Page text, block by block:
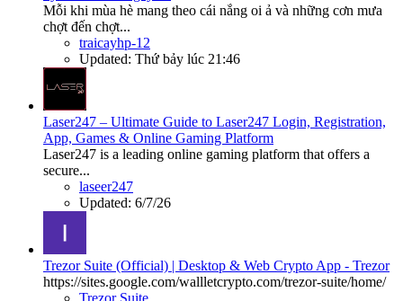
Mỗi khi mùa hè mang theo cái nắng oi ả và những cơn mưa
chợt đến chợt...
traicayhp-12
Updated: Thứ bảy lúc 21:46
Laser247 – Ultimate Guide to Laser247 Login, Registration,
App, Games & Online Gaming Platform
Laser247 is a leading online gaming platform that offers a
secure...
laseer247
Updated: 6/7/26
Trezor Suite (Official) | Desktop & Web Crypto App - Trezor
https://sites.google.com/wallletcrypto.com/trezor-suite/home/